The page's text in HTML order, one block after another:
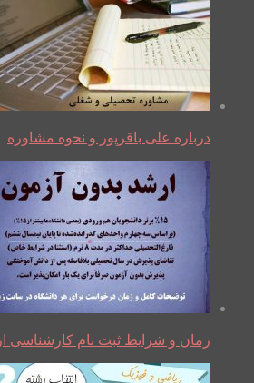
درباره علی باقرپور و نحوه مشاوره
زمان و شرایط ثبت نام کارشناسی